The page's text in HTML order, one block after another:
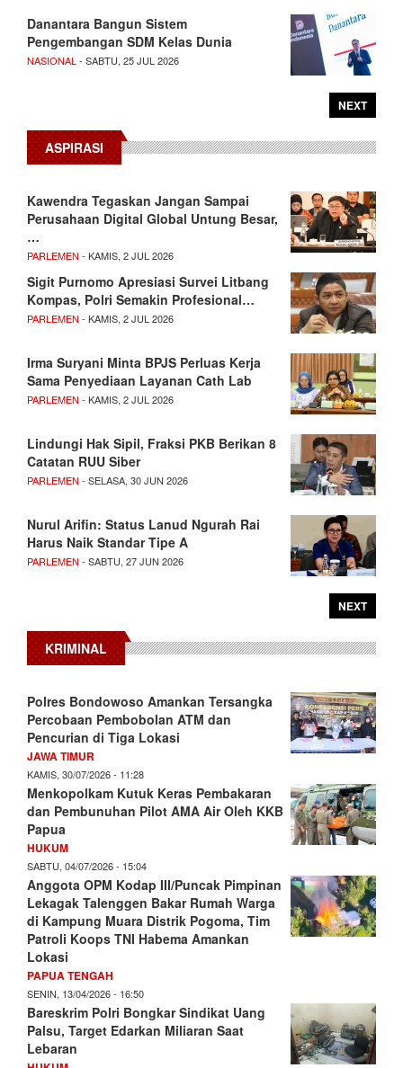
Danantara Bangun Sistem
Pengembangan SDM Kelas Dunia
NASIONAL - SABTU, 25 JUL 2026
NEXT
ASPIRASI
Kawendra Tegaskan Jangan Sampai
Perusahaan Digital Global Untung Besar,
…
PARLEMEN - KAMIS, 2 JUL 2026
Sigit Purnomo Apresiasi Survei Litbang
Kompas, Polri Semakin Profesional…
PARLEMEN - KAMIS, 2 JUL 2026
Irma Suryani Minta BPJS Perluas Kerja
Sama Penyediaan Layanan Cath Lab
PARLEMEN - KAMIS, 2 JUL 2026
Lindungi Hak Sipil, Fraksi PKB Berikan 8
Catatan RUU Siber
PARLEMEN - SELASA, 30 JUN 2026
Nurul Arifin: Status Lanud Ngurah Rai
Harus Naik Standar Tipe A
PARLEMEN - SABTU, 27 JUN 2026
NEXT
KRIMINAL
Polres Bondowoso Amankan Tersangka
Percobaan Pembobolan ATM dan
Pencurian di Tiga Lokasi
JAWA TIMUR
KAMIS, 30/07/2026 - 11:28
Menkopolkam Kutuk Keras Pembakaran
dan Pembunuhan Pilot AMA Air Oleh KKB
Papua
HUKUM
SABTU, 04/07/2026 - 15:04
Anggota OPM Kodap III/Puncak Pimpinan
Lekagak Talenggen Bakar Rumah Warga
di Kampung Muara Distrik Pogoma, Tim
Patroli Koops TNI Habema Amankan
Lokasi
PAPUA TENGAH
SENIN, 13/04/2026 - 16:50
Bareskrim Polri Bongkar Sindikat Uang
Palsu, Target Edarkan Miliaran Saat
Lebaran